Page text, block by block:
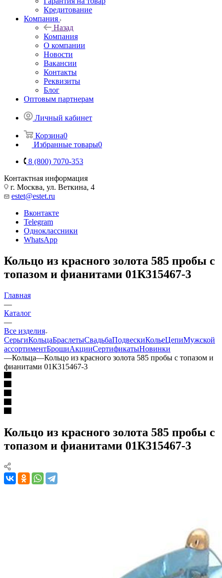
Кредитование
Компания
Назад
Компания
О компании
Новости
Вакансии
Контакты
Реквизиты
Блог
Оптовым партнерам
Личный кабинет
Корзина0
Избранные товары0
8 (800) 7070-353
Контактная информация
г. Москва, ул. Веткина, 4
estet@estet.ru
Вконтакте
Telegram
Одноклассники
WhatsApp
Кольцо из красного золота 585 пробы с
топазом и фианитами 01К315467-3
Главная
—
Каталог
—
Все изделия
СерьгиКольцаБраслетыСвадьбаПодвескиКольеЦепиМужской
ассортиментБрошиАкцииСертификатыНовинки
—Кольца—Кольцо из красного золота 585 пробы с топазом и
фианитами 01К315467-3
Кольцо из красного золота 585 пробы с
топазом и фианитами 01К315467-3